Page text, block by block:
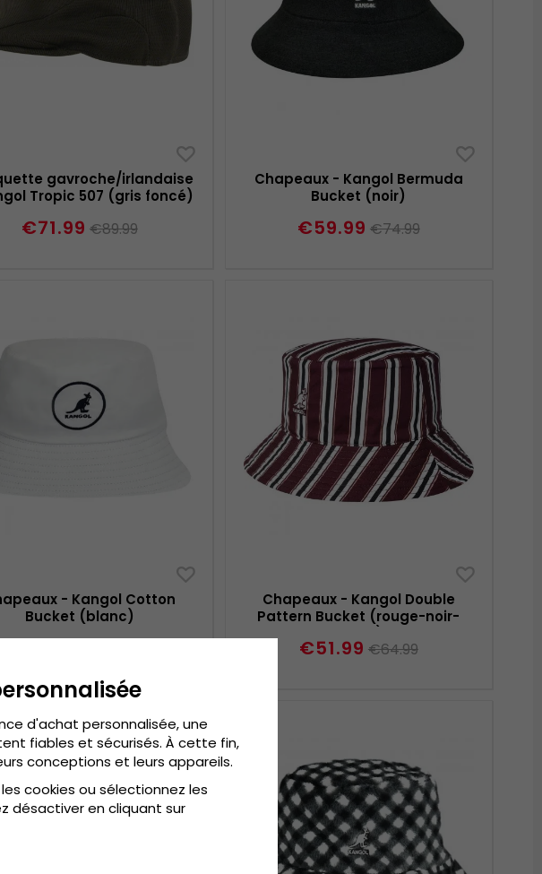
gavroche/irlandaise
Tropic 507 (gris foncé)
€71.99 €89.99
Chapeaux - Kangol Bermuda
Bucket (noir)
€59.99 €74.99
- Kangol Cotton
Bucket (blanc)
Chapeaux - Kangol Double
Pattern Bucket (rouge-noir-
€51.99 €64.99
d'achat personnalisée, une
fiables et sécurisés. À cette fin,
conceptions et leurs appareils.
cookies ou sélectionnez les
désactiver en cliquant sur